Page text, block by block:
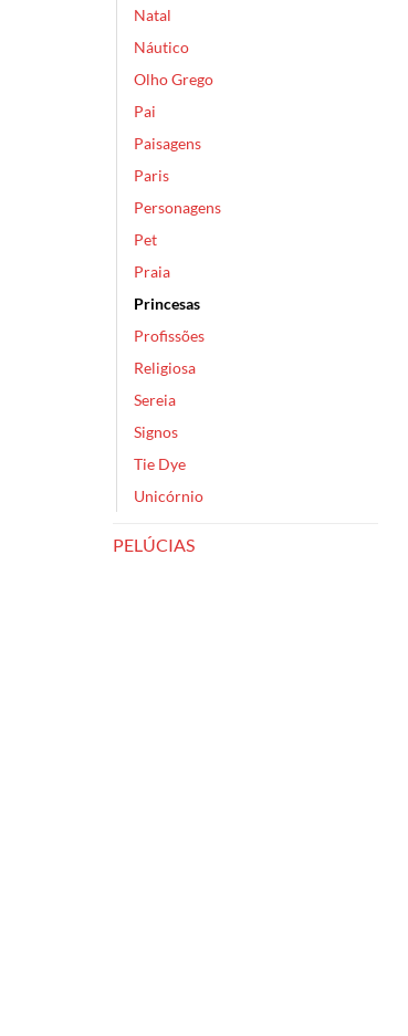
Natal
Náutico
Olho Grego
Pai
Paisagens
Paris
Personagens
Pet
Praia
Princesas
Profissões
Religiosa
Sereia
Signos
Tie Dye
Unicórnio
PELÚCIAS